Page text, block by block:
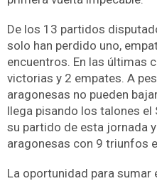
De los 13 partidos
solo han perdido uno,
encuentros. En las últimas
victorias y 2 empates. A
aragonesas no pueden
llega pisando los talones el
su partido de esta jornada
aragonesas con 9 triunfos
La oportunidad para sumar